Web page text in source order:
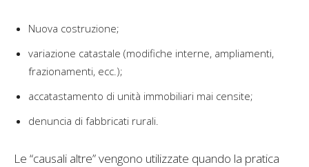
Nuova costruzione;
variazione catastale (modifiche interne, ampliamenti,
frazionamenti, ecc.);
accatastamento di unità immobiliari mai censite;
denuncia di fabbricati rurali.
Le “causali altre” vengono utilizzate quando la pratica